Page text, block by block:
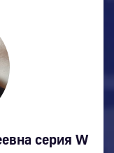
серия W